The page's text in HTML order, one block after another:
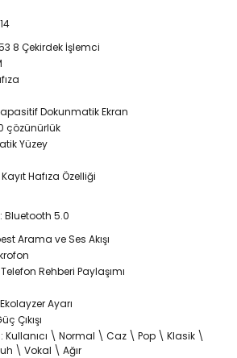
8 Çekirdek İşlemci
Dokunmatik Ekran
çözünürlük
Yüzey
Hafıza Özelliği
Bluetooth 5.0
Arama ve Ses Akışı
Rehberi Paylaşımı
Ayarı
Çıkışı
Kullanıcı \ Normal \ Caz \ Pop \ Klasik \
\ Vokal \ Ağır